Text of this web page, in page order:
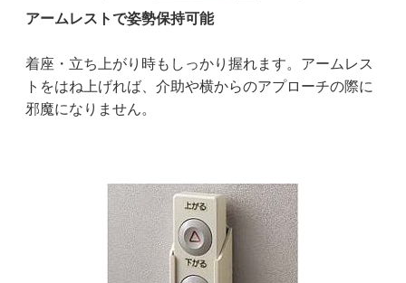
アームレストで姿勢保持可能
着座・立ち上がり時もしっかり握れます。アームレス
トをはね上げれば、介助や横からのアプローチの際に
邪魔になりません。